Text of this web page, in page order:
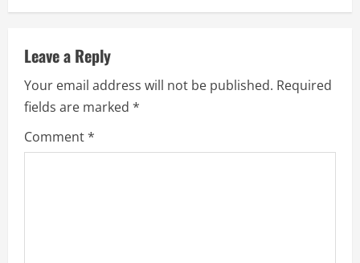
n
a
v
i
g
Leave a Reply
Your email address will not be published. Required
fields are marked *
Comment*